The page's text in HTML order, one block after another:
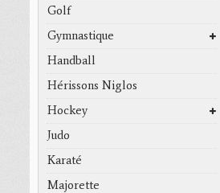
Golf
Gymnastique
Handball
Hérissons Niglos
Hockey
Judo
Karaté
Majorette